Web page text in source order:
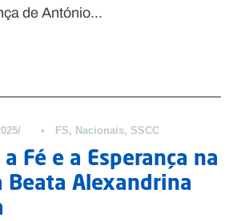
de António...
• FS, Nacionais, SSCC
Fé e a Esperança na
Beata Alexandrina